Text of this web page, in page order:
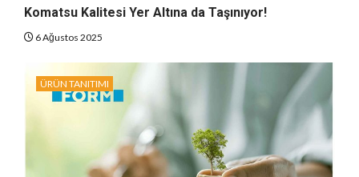
Komatsu Kalitesi Yer Altına da Taşınıyor!
6 Ağustos 2025
ÜRÜN TANITIMI